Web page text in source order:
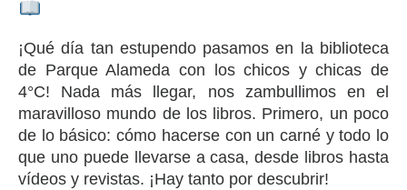
¡Qué día tan estupendo pasamos en la biblioteca
de Parque Alameda con los chicos y chicas de
4°C! Nada más llegar, nos zambullimos en el
maravilloso mundo de los libros. Primero, un poco
de lo básico: cómo hacerse con un carné y todo lo
que uno puede llevarse a casa, desde libros hasta
vídeos y revistas. ¡Hay tanto por descubrir!